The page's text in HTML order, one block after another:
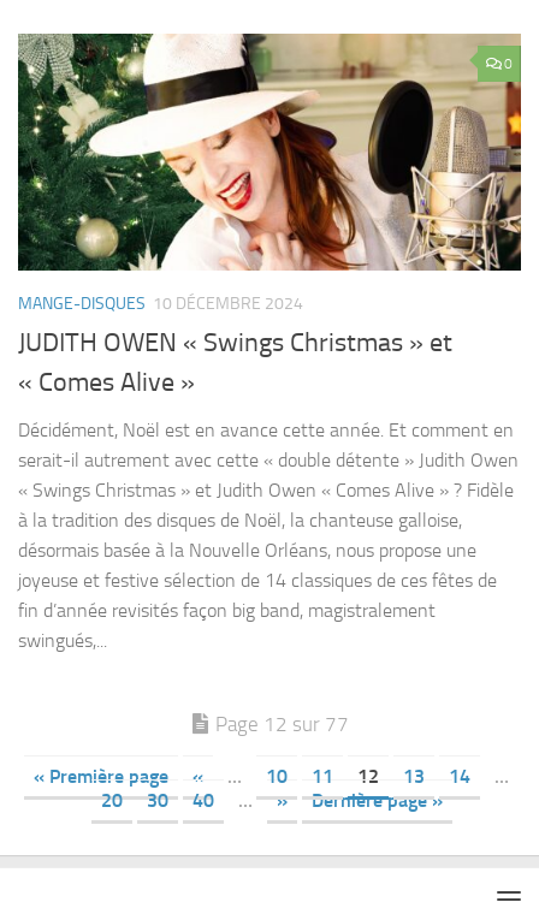
0
MANGE-DISQUES 10 DÉCEMBRE 2024
JUDITH OWEN « Swings Christmas » et
« Comes Alive »
Décidément, Noël est en avance cette année. Et comment en
serait-il autrement avec cette « double détente » Judith Owen
« Swings Christmas » et Judith Owen « Comes Alive » ? Fidèle
à la tradition des disques de Noël, la chanteuse galloise,
désormais basée à la Nouvelle Orléans, nous propose une
joyeuse et festive sélection de 14 classiques de ces fêtes de
fin d’année revisités façon big band, magistralement
swingués,...
Page 12 sur 77
« Première page « … 10 11 12 13 14
…
20
30 40 … » Dernière page »